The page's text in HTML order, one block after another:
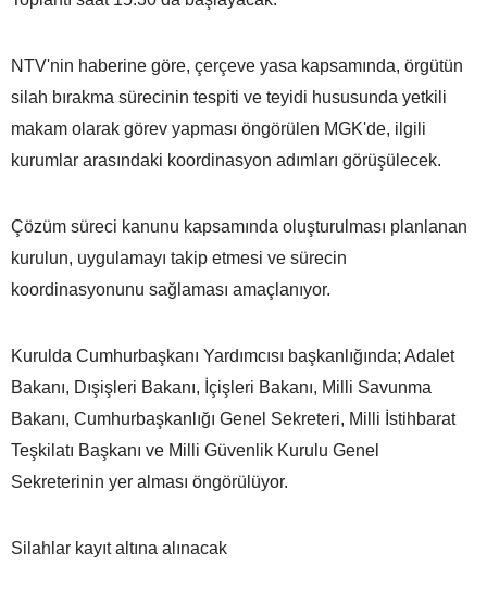
NTV'nin haberine göre, çerçeve yasa kapsamında, örgütün
silah bırakma sürecinin tespiti ve teyidi hususunda yetkili
makam olarak görev yapması öngörülen MGK'de, ilgili
kurumlar arasındaki koordinasyon adımları görüşülecek.
Çözüm süreci kanunu kapsamında oluşturulması planlanan
kurulun, uygulamayı takip etmesi ve sürecin
koordinasyonunu sağlaması amaçlanıyor.
Kurulda Cumhurbaşkanı Yardımcısı başkanlığında; Adalet
Bakanı, Dışişleri Bakanı, İçişleri Bakanı, Milli Savunma
Bakanı, Cumhurbaşkanlığı Genel Sekreteri, Milli İstihbarat
Teşkilatı Başkanı ve Milli Güvenlik Kurulu Genel
Sekreterinin yer alması öngörülüyor.
Silahlar kayıt altına alınacak